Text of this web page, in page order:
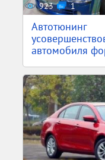
923 1
Автотюнинг
автомобиля